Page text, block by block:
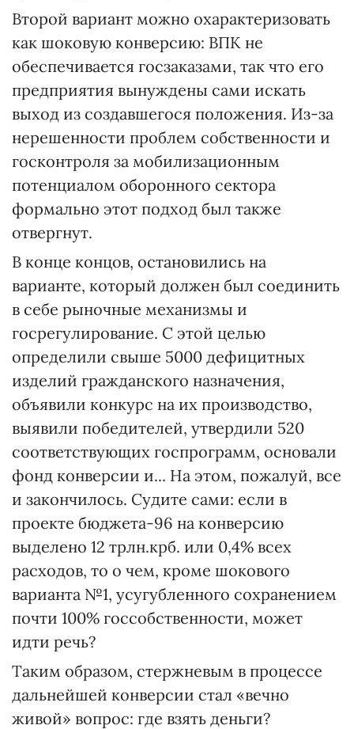
Второй вариант можно охарактеризовать
как шоковую конверсию: ВПК не
обеспечивается госзаказами, так что его
предприятия вынуждены сами искать
выход из создавшегося положения. Из-за
нерешенности проблем собственности и
госконтроля за мобилизационным
потенциалом оборонного сектора
формально этот подход был также
отвергнут.
В конце концов, остановились на
варианте, который должен был соединить
в себе рыночные механизмы и
госрегулирование. С этой целью
определили свыше 5000 дефицитных
изделий гражданского назначения,
объявили конкурс на их производство,
выявили победителей, утвердили 520
соответствующих госпрограмм, основали
фонд конверсии и... На этом, пожалуй, все
и закончилось. Судите сами: если в
проекте бюджета-96 на конверсию
выделено 12 трлн.крб. или 0,4% всех
расходов, то о чем, кроме шокового
варианта №1, усугубленного сохранением
почти 100% госсобственности, может
идти речь?
Таким образом, стержневым в процессе
дальнейшей конверсии стал «вечно
живой» вопрос: где взять деньги?